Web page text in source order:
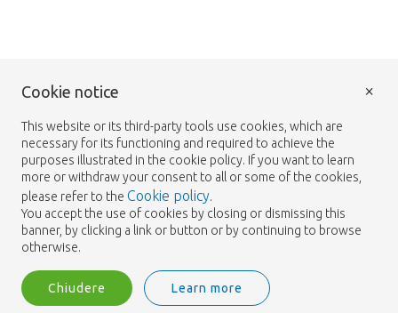
Cookie notice
This website or its third-party tools use cookies, which are
necessary for its functioning and required to achieve the
purposes illustrated in the cookie policy. If you want to learn
more or withdraw your consent to all or some of the cookies,
please refer to the Cookie policy.
You accept the use of cookies by closing or dismissing this
banner, by clicking a link or button or by continuing to browse
otherwise.
Chiudere Learn more
×